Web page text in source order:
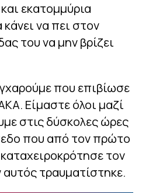
εκατομμύρια
να πει στον
του να μην βρίζει
που επιβίωσε
Είμαστε όλοι μαζί
στις δύσκολες ώρες
που από τον πρώτο
τον
τραυματίστηκε.